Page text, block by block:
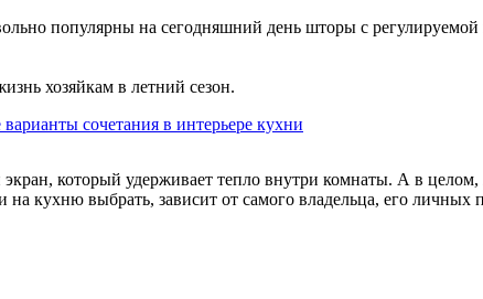
популярны на сегодняшний день шторы с регулируемой
хозяйкам в летний сезон.
который удерживает тепло внутри комнаты. А в
кухню выбрать, зависит от самого владельца, его личных